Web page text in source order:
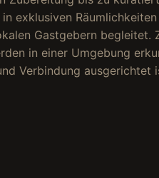
exklusiven
Gastgebern begleitet.
in einer Umgebung
Verbindung ausgerichtet